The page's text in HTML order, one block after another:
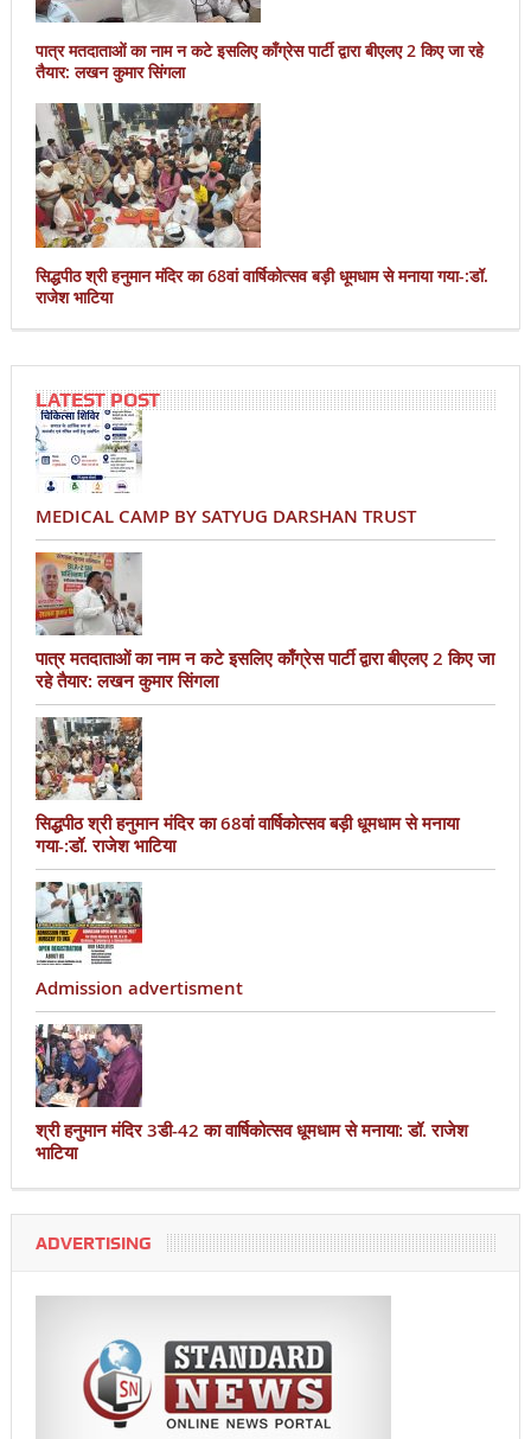
पात्र मतदाताओं का नाम न कटे इसलिए काँग्रेस पार्टी द्वारा बीएलए 2 किए जा रहे
तैयार: लखन कुमार सिंगला
सिद्धपीठ श्री हनुमान मंदिर का 68वां वार्षिकोत्सव बड़ी धूमधाम से मनाया गया-:डॉ.
राजेश भाटिया
LATEST POST
MEDICAL CAMP BY SATYUG DARSHAN TRUST
पात्र मतदाताओं का नाम न कटे इसलिए काँग्रेस पार्टी द्वारा बीएलए 2 किए जा
रहे तैयार: लखन कुमार सिंगला
सिद्धपीठ श्री हनुमान मंदिर का 68वां वार्षिकोत्सव बड़ी धूमधाम से मनाया
गया-:डॉ. राजेश भाटिया
Admission advertisment
श्री हनुमान मंदिर 3डी-42 का वार्षिकोत्सव धूमधाम से मनाया: डॉ. राजेश
भाटिया
ADVERTISING